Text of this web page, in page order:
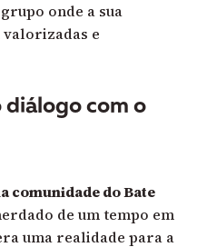
onde a sua
e
diálogo com o
comunidade do Bate
de um tempo em
uma realidade para a